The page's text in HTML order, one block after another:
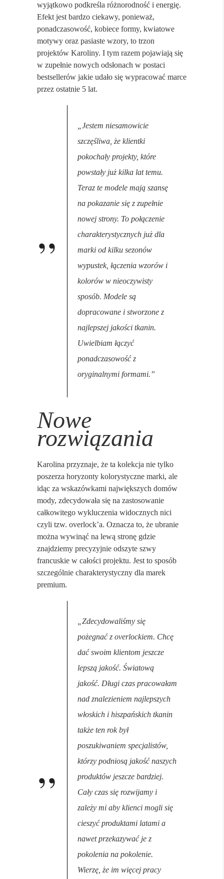
wyjątkowo podkreśla różnorodność i energię.
Efekt jest bardzo ciekawy, ponieważ,
ponadczasowość, kobiece formy, kwiatowe
motywy oraz pasiaste wzory, to trzon
projektów Karoliny. I tym razem pojawiają się
w zupełnie nowych odsłonach w postaci
bestsellerów jakie udało się wypracować marce
przez ostatnie 5 lat.
„Jestem niesamowicie
szczęśliwa, że klientki
pokochały projekty, które
powstały już kilka lat temu.
Teraz te modele mają szansę
na pokazanie się z zupełnie
nowej strony. To połączenie
charakterystycznych już dla
marki od kilku sezonów
wypustek, łączenia wzorów i
kolorów w nieoczywisty
sposób. Modele są
dopracowane i stworzone z
najlepszej jakości tkanin.
Uwielbiam łączyć
ponadczasowość z
oryginalnymi formami.”
Nowe
rozwiązania
Karolina przyznaje, że ta kolekcja nie tylko
poszerza horyzonty kolorystyczne marki, ale
idąc za wskazówkami największych domów
mody, zdecydowała się na zastosowanie
całkowitego wykluczenia widocznych nici
czyli tzw. overlock’a. Oznacza to, że ubranie
można wywinąć na lewą stronę gdzie
znajdziemy precyzyjnie odszyte szwy
francuskie w całości projektu. Jest to sposób
szczególnie charakterystyczny dla marek
premium.
„Zdecydowaliśmy się
pożegnać z overlockiem. Chcę
dać swoim klientom jeszcze
lepszą jakość. Światową
jakość. Długi czas pracowałam
nad znalezieniem najlepszych
włoskich i hiszpańskich tkanin
także ten rok był
poszukiwaniem specjalistów,
którzy podniosą jakość naszych
produktów jeszcze bardziej.
Cały czas się rozwijamy i
zależy mi aby klienci mogli się
cieszyć produktami latami a
nawet przekazywać je z
pokolenia na pokolenie.
Wierzę, że im więcej pracy